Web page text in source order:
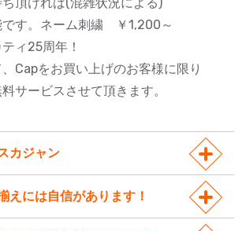
ち頂ければ(混雑状況による)
です。ネーム刺繍 ￥1,200～
ィ25周年！
Capをお買い上げのお客様に限り
サービスさせて頂きます。
カジャン
えには自信があります！